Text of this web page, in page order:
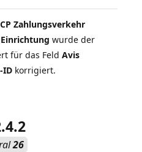
Zahlungsverkehr
wurde der
für das Feld Avis
ID korrigiert.
26